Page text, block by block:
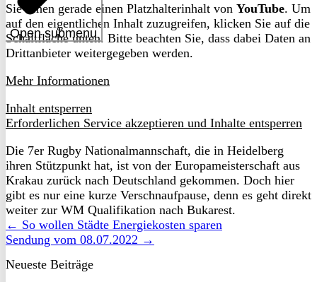
Open submenu
Sie sehen gerade einen Platzhalterinhalt von YouTube. Um
auf den eigentlichen Inhalt zuzugreifen, klicken Sie auf die
Schaltfläche unten. Bitte beachten Sie, dass dabei Daten an
Drittanbieter weitergegeben werden.
Mehr Informationen
Inhalt entsperren
Erforderlichen Service akzeptieren und Inhalte entsperren
Die 7er Rugby Nationalmannschaft, die in Heidelberg
ihren Stützpunkt hat, ist von der Europameisterschaft aus
Krakau zurück nach Deutschland gekommen. Doch hier
gibt es nur eine kurze Verschnaufpause, denn es geht direkt
weiter zur WM Qualifikation nach Bukarest.
← So wollen Städte Energiekosten sparen
Sendung vom 08.07.2022 →
Neueste Beiträge